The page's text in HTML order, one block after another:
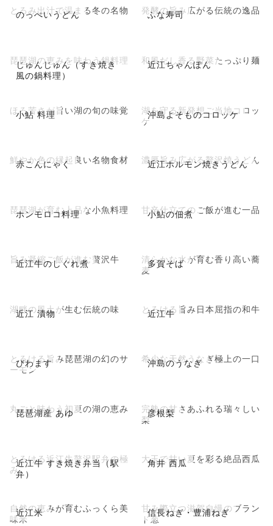
のっぺいうどん
とろみ出汁で温まる冬の名物 ふな寿司
発酵の旨み広がる伝統の逸品
じゅんじゅん（すき焼き
風の鍋料理）
琵琶湖の恵みを味わう鍋料理 近江ちゃんぽん
和風だし香る野菜たっぷり麺
小鮎 料理
ほろ苦さが旨い湖の旬の味覚 沖島よそものコロッケ
湖を守る新発想ご当地コロッ
ケ
赤こんにゃく
鮮やか色の縁起良い名物食材 近江ホルモン焼きうどん
濃厚旨み広がる贅沢焼うどん
ホンモロコ料理
琵琶湖が育む上品な小魚料理 小鮎の佃煮
甘辛仕立てのご飯が進む一品
近江牛のしぐれ煮
旨み凝縮ご飯が進む贅沢牛 多賀そば
清らかな水が育む香り高い蕎
麦
近江 漬物
湖畔の風土が生む伝統の味 近江牛
とろける旨み日本屈指の和牛
びわます
とろける旨み琵琶湖の幻のサ
ーモン
沖島のうなぎ
希少な天然うなぎ極上の一口
琵琶湖産 あゆ
丸ごと味わう初夏の湖の恵み 彦根梨
完熟の甘さあふれる瑞々しい
梨
近江牛 すき焼き弁当（駅
弁）
とろける近江牛贅沢駅弁の極
み
角井 西瓜
大玉で甘い夏を彩る絶品西瓜
近江米
自然の恵みが育むふっくら美
味米
信長ねぎ・豊浦ねぎ
甘み際立つ滋賀自慢のブラン
ド葱